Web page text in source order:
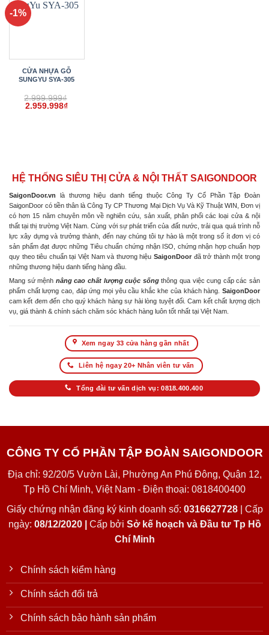
-1%
CỬA NHỰA GỖ
SUNGYU SYA-305
2.999.999₫
Giá
2.959.998₫Giá
HỆ THỐNG SIÊU THỊ CỬA & NỘI THẤT SAIGONDOOR
SaigonDoor.vn là thương hiệu danh tiếng thuộc Công Ty Cổ Phần Tập Đoàn
SaigonDoor có tiền thân là Công Ty CP Thương Mại Dịch Vụ Và Kỹ Thuật WIN, Đơn vị
có hơn 15 năm chuyên môn về nghiên cứu, sản xuất, phân phối các loại cửa & nội
thất tại thị trường Việt Nam. Cùng với sự phát triển của đất nước, trải qua quá trình nỗ
lực xây dựng và trưởng thành, đến nay chúng tôi tự hào là một trong số ít đơn vị có
sản phẩm đạt được những Tiêu chuẩn chứng nhận ISO, chứng nhận hợp chuẩn hợp
quy theo tiêu chuẩn tại Việt Nam và thương hiệu SaigonDoor đã trở thành một trong
những thương hiệu danh tiếng hàng đầu.
Mang sứ mệnh nâng cao chất lượng cuộc sốngthông qua việc cung cấp các sản
phẩm chất lượng cao, đáp ứng mọi yêu cầu khắc khe của khách hàng. SaigonDoor
cam kết đem đến cho quý khách hàng sự hài lòng tuyệt đối. Cam kết chất lượng dịch
vụ, giá thành & chính sách chăm sóc khách hàng luôn tốt nhất tại Việt Nam.
Xem ngay 33 cửa hàng gần nhất
Liên hệ ngay 20+ Nhân viên tư vấn
Tổng đài tư vấn dịch vụ: 0818.400.400
CÔNG TY CỔ PHẦN TẬP ĐOÀN SAIGONDOOR
Địa chỉ: 92/20/5 Vườn Lài, Phường An Phú Đông, Quận 12,
Tp Hồ Chí Minh, Việt Nam - Điện thoại: 0818400400
Giấy chứng nhận đăng ký kinh doanh số: 0316627728| Cấp
ngày: 08/12/2020 | Cấp bởi Sở kế hoạch và Đầu tư Tp Hồ
Chí Minh
Chính sách kiểm hàng
Chính sách đổi trả
Chính sách bảo hành sản phẩm